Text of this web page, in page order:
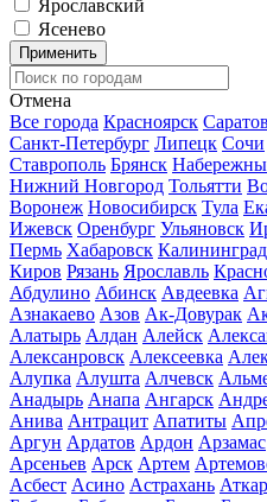
Ярославский
Ясенево
Применить
Отмена
Все города Красноярск Саратов
Санкт-Петербург Липецк Сочи
Ставрополь Брянск
Нижний Новгород Тольятти
Воронеж Новосибирск Тула
Ижевск Оренбург Ульяновск
Пермь Хабаровск Калининград
Киров Рязань Ярославль
Абдулино Абинск Авдеевка
Азнакаево Азов Ак-Довурак
Алатырь Алдан Алейск
Алексанровск Алексеевка
Алупка Алушта Алчевск
Анадырь Анапа Ангарск
Анива Антрацит Апатиты
Аргун Ардатов Ардон Арзамас
Арсеньев Арск Артем
Асбест Асино Астрахань